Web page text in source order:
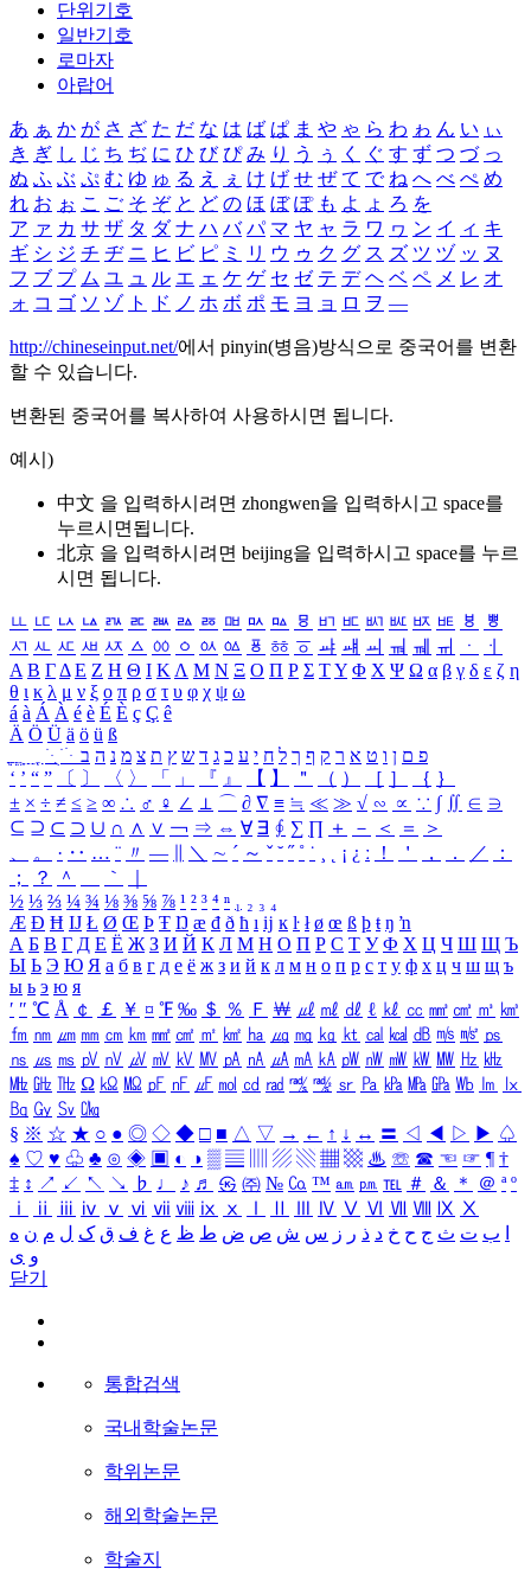
단위기호
일반기호
로마자
아랍어
あ ぁ か が さ ざ た だ な は ば ぱ ま や ゃ ら わ ゎ ん い ぃ
き ぎ し じ ち ぢ に ひ び ぴ み り う ぅ く ぐ す ず つ づ っ
ぬ ふ ぶ ぷ む ゆ ゅ る え ぇ け げ せ ぜ て で ね へ べ ぺ め
れ お ぉ こ ご そ ぞ と ど の ほ ぼ ぽ も よ ょ ろ を
ア ァ カ サ ザ タ ダ ナ ハ バ パ マ ヤ ャ ラ ワ ヮ ン イ ィ キ
ギ シ ジ チ ヂ ニ ヒ ビ ピ ミ リ ウ ゥ ク グ ス ズ ツ ヅ ッ ヌ
フ ブ プ ム ユ ュ ル エ ェ ケ ゲ セ ゼ テ デ ヘ ベ ペ メ レ オ
ォ コ ゴ ソ ゾ ト ド ノ ホ ボ ポ モ ヨ ョ ロ ヲ ―
http://chineseinput.net/에서 pinyin(병음)방식으로 중국어를 변환
할 수 있습니다.
변환된 중국어를 복사하여 사용하시면 됩니다.
예시)
中文 을 입력하시려면 zhongwen을 입력하시고 space를
누르시면됩니다.
北京 을 입력하시려면 beijing을 입력하시고 space를 누르
시면 됩니다.
ㅥ ㅦ ㅧ ㅨ ㅩ ㅪ ㅫ ㅬ ㅭ ㅮ ㅯ ㅰ ㅱ ㅲ ㅳ ㅴ ㅵ ㅶ ㅷ ㅸ
ㅹ
ㅺ ㅻ ㅼ ㅽ ㅾ ㅿ ㆀ ㆁ ㆂ ㆃ ㆄ ㆅ ㆆ ㆇ ㆈ ㆉ ㆊ ㆋ ㆌ ㆍ
ㆎ
Α Β ΓΔ Ε Ζ Η Θ Ι ΚΛ Μ Ν Ξ Ο Π Ρ Σ ΤΥ Φ Χ Ψ Ω α β γ δ ε ζ η
θ ι κ λ μ ν ξ ο π ρ σ τ υ φ χ ψ ω
á à Á À é è É È ç Ç ê
Ä Ö Ü ä ö ü ß
ִֶֹ ֻּ ׁׂ פ ם ן ו ט א ר ק ף ך ל ח י ע כ ג ד ש ץ ת צ מ נ ה ב
‘ ’ “ ” 〔 〕 〈 〉 「 」 『 』 【 】 ＂ （ ） ［ ］ ｛ ｝
± × ÷ ≠ ≤ ≥ ∞ ∴ ♂ ♀ ∠ ⊥ ⌒ ∂ ∇ ≡ ≒ ≪ ≫ √ ∽ ∝ ∵ ∫ ∬ ∈ ∋
⊆ ⊇ ⊂ ⊃ ∪ ∩ ∧ ∨ ￢ ⇒ ⇔ ∀ ∃ ∮ ∑ ∏ ＋ － ＜ ＝
＞
、
。 · ‥ … ¨ 〃 ― ＼ ∼ ´ ～ ˇ ˘ ˝ ˚ ˙ ¸ ¡ ¿ ː ！ ＇ ， ． ／
：
；
？ ＾ ｀
½ ⅓ ⅔ ¼ ¾ ⅛ ⅜ ⅝ ⅞ ¹ ² ³ ⁴ ⁿ ₁ ₂ ₃ ₄
Æ Ð Ħ Ĳ Ł Ø Œ Þ Ŧ Ŋ æ đ ð ħ ı ĳ ĸ ŀ ł ø œ ß þ ŧ ŋ ŉ
А Б В Г Д Е Ё Ж З И Й К Л М Н О П Р С Т У Ф Х Ц Ч Ш Щ Ъ
Ы Ь Э Ю Я а б в г д е ё ж з и й к л м н о п р с т у ф х ц ч ш щ ъ
ы ь э ю я
′ ″ ℃ Å ￠ ￡ ￥ ¤ ℉ ‰ ＄ ％ Ｆ ￦ ㎕ ㎖ ㎗ ℓ ㎘ ㏄ ㎣ ㎤ ㎥ ㎦
㎙ ㎚ ㎛ ㎜ ㎝ ㎞ ㎟ ㎠ ㎡ ㎢ ㏊ ㎍ ㎎ ㎏ ㏏ ㎈ ㎉ ㏈ ㎧ ㎨ ㎰
㎱ ㎲ ㎳ ㎴ ㎵ ㎶ ㎷ ㎸ ㎹ ㎀ ㎁ ㎂ ㎃ ㎄ ㎺ ㎻ ㎽ ㎾ ㎿ ㎐ ㎑
㎒ ㎓ ㎔ Ω ㏀ ㏁ ㎊ ㎋ ㎌ ㏖ ㏅ ㎭ ㎮ ㎯ ㏛ ㎩ ㎪ ㎫ ㎬ ㏝ ㏐
㏓
㏃ ㏉ ㏜ ㏆
§ ※ ☆ ★ ○ ● ◎ ◇ ◆ □ ■ △ ▽ → ← ↑ ↓ ↔ 〓 ◁ ◀ ▷ ▶ ♤
♠ ♡ ♥ ♧ ♣ ⊙ ◈ ▣ ◐ ◑ ▒ ▤ ▨ ▧ ▦ ▩ ♨ ☏ ☎ ☜ ☞ ¶ †
‡ ↕ ↗ ↙ ↖ ↘ ♭ ♩ ♪ ♬ ㉿ ㈜ № ㏇ ™ ㏂ ㏘ ℡ ＃ ＆ ＊ ＠ ª º
ⅰ
ⅱ ⅲ ⅳ ⅴ ⅵ ⅶ ⅷ ⅸ ⅹ Ⅳ Ⅴ Ⅵ Ⅶ Ⅷ Ⅸ Ⅹ
ب ت ث ج ح خ د ذ ر ز س ش ص ض ط ظ ع غ ف ق ک ل م ن ه
و ی
닫기
통합검색
국내학술논문
학위논문
해외학술논문
학술지